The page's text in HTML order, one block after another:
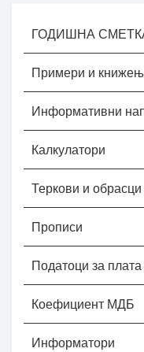
ГОДИШНА
Примери и
Информативни
Калкулатори
Теркови и обрасци
Прописи
Податоци за плата
Коефициент МДБ
Информатори